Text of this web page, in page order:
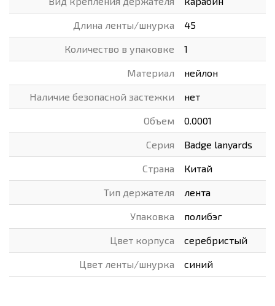
Длина ленты/шнурка 45
Количество в упаковке 1
Материал нейлон
Наличие безопасной застежки нет
Объем 0.0001
Серия Badge lanyards
Страна Китай
Тип держателя лента
Упаковка полибэг
Цвет корпуса серебристый
Цвет ленты/шнурка синий